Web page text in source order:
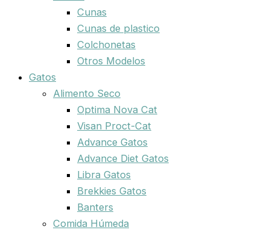
Cunas
Cunas de plastico
Colchonetas
Otros Modelos
Gatos
Alimento Seco
Optima Nova Cat
Visan Proct-Cat
Advance Gatos
Advance Diet Gatos
Libra Gatos
Brekkies Gatos
Banters
Comida Húmeda